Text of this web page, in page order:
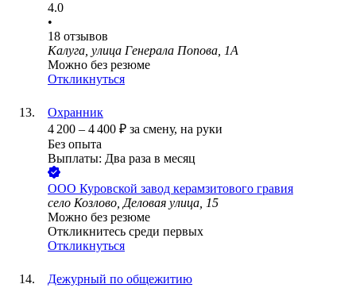
4.0
•
18 отзывов
Калуга, улица Генерала Попова, 1А
Можно без резюме
Откликнуться
Охранник
4 200 – 4 400 ₽ за смену, на руки
Без опыта
Выплаты: Два раза в месяц
ООО Куровской завод керамзитового гравия
село Козлово, Деловая улица, 15
Можно без резюме
Откликнитесь среди первых
Откликнуться
Дежурный по общежитию